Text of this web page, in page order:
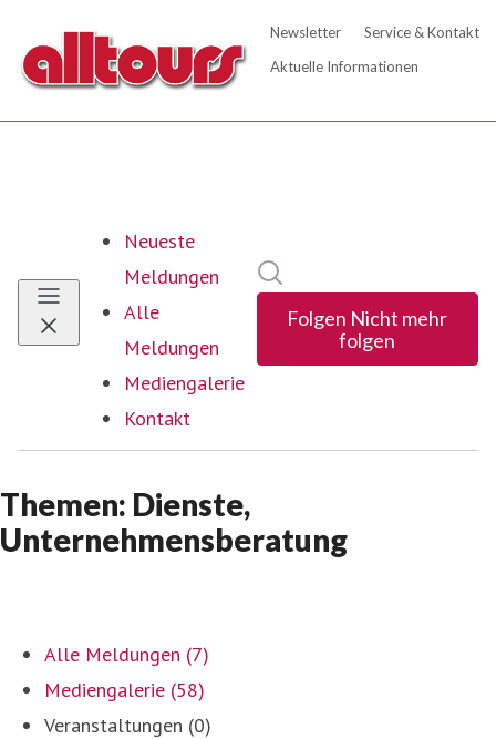
Neueste
Meldungen
Alle
Meldungen
Mediengalerie
Kontakt
Folgen Nicht mehr
folgen
Themen: Dienste,
Unternehmensberatung
Alle Meldungen (7)
Mediengalerie (58)
Veranstaltungen (0)